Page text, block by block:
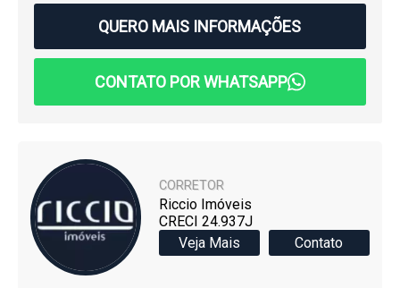
QUERO MAIS INFORMAÇÕES
CONTATO POR WHATSAPP
CORRETOR
Riccio Imóveis
CRECI 24.937J
Veja Mais
Contato